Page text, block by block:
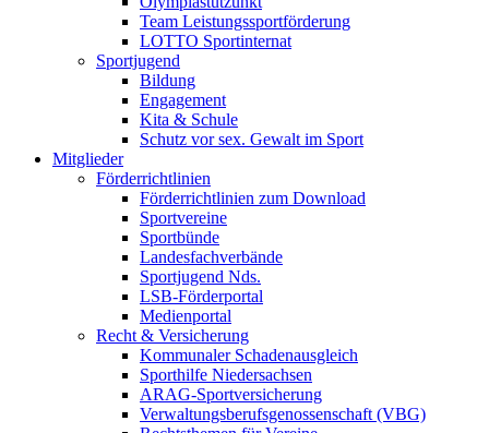
Team Leistungssportförderung
LOTTO Sportinternat
Sportjugend
Bildung
Engagement
Kita & Schule
Schutz vor sex. Gewalt im Sport
Mitglieder
Förderrichtlinien
Förderrichtlinien zum Download
Sportvereine
Sportbünde
Landesfachverbände
Sportjugend Nds.
LSB-Förderportal
Medienportal
Recht & Versicherung
Kommunaler Schadenausgleich
Sporthilfe Niedersachsen
ARAG-Sportversicherung
Verwaltungsberufsgenossenschaft (VBG)